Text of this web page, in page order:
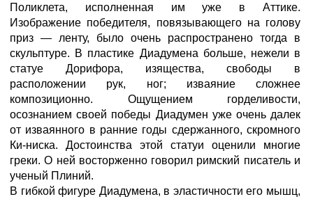
Поликлета, исполненная им уже в Аттике.
Изображение победителя, повязывающего на голову
приз — ленту, было очень распространено тогда в
скульптуре. В пластике Диадумена больше, нежели в
статуе Дорифора, изящества, свободы в
расположении рук, ног; изваяние сложнее
композиционно. Ощущением горделивости,
осознанием своей победы Диадумен уже очень далек
от изваянного в ранние годы сдержанного, скромного
Ки-ниска. Достоинства этой статуи оценили многие
греки. О ней восторженно говорил римский писатель и
ученый Плиний.
В гибкой фигуре Диадумена, в эластичности его мышц,